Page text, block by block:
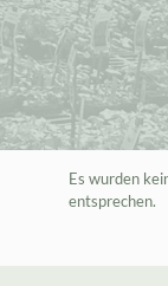
Es wurden
entsprechen.